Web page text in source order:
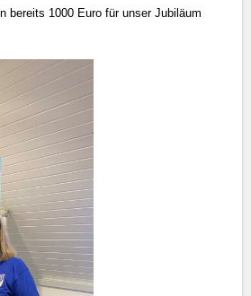
bereits 1000 Euro für unser Jubiläum